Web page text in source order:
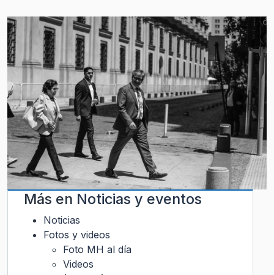
Más en Noticias y eventos
Noticias
Fotos y videos
Foto MH al día
Videos